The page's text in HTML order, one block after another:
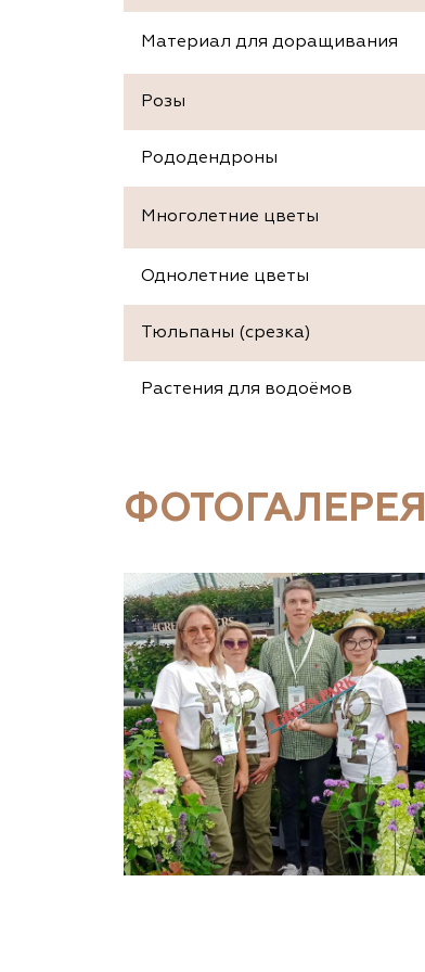
Материал для доращивания
Розы
Рододендроны
Многолетние цветы
Однолетние цветы
Тюльпаны (срезка)
Растения для водоёмов
ФОТОГАЛЕРЕЯ